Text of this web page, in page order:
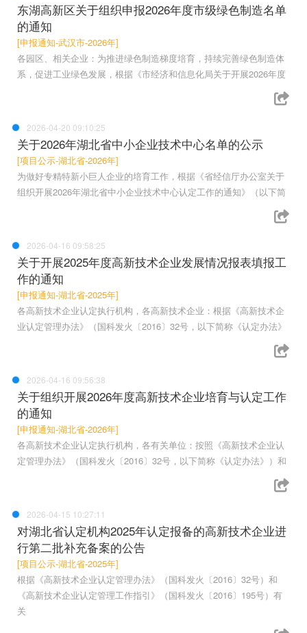
东湖高新区关于组织申报2026年度市级绿色制造名单
的通知
[申报通知-武汉市-2026年]
各园区、相关企业：为推进绿色制造梯度培育，持续完善绿色制造体
系，促进工业绿色发展，根据《市经济和信息化局关于开展2026年度
2026-04-20 09:10:25
关于2026年湖北省中小企业技术中心名单的公示
[项目公示-湖北省-2026年]
为做好专精特新小巨人企业的培育工作，根据《省经信厅办公室关于
组织开展2026年湖北省中小企业技术中心认定工作的通知》（以下简
2026-04-16 09:58:25
关于开展2025年度高新技术企业发展情况报表填报工
作的通知
[申报通知-湖北省-2025年]
各高新技术企业认定执行机构，各高新技术企业：根据《高新技术企
业认定管理办法》（国科发火〔2016〕32号，以下简称《认定办法》
2026-04-16 09:56:38
关于组织开展2026年度高新技术企业培育与认定工作
的通知
[申报通知-湖北省-2026年]
各高新技术企业认定执行机构，各有关单位：按照《高新技术企业认
定管理办法》（国科发火〔2016〕32号，以下简称《认定办法》）和
2026-04-15 10:27:11
对湖北省认定机构2025年认定报备的高新技术企业进
行第二批补充备案的公告
[项目公示-湖北省-2025年]
根据《高新技术企业认定管理办法》（国科发火〔2016〕32号）和
《高新技术企业认定管理工作指引》（国科发火〔2016〕195号）有
关